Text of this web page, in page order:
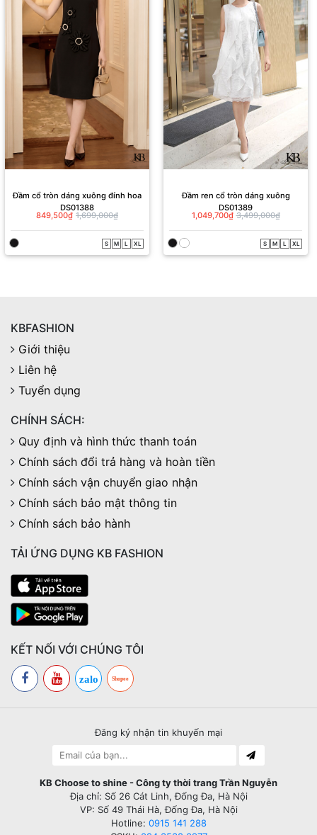
Đầm cổ tròn dáng xuông đính hoa
DS01388
849,500₫ 1,699,000₫
S M L XL
Đầm ren cổ tròn dáng xuông
DS01389
1,049,700₫ 3,499,000₫
S M L XL
KBFASHION
Giới thiệu
Liên hệ
Tuyển dụng
CHÍNH SÁCH:
Quy định và hình thức thanh toán
Chính sách đổi trả hàng và hoàn tiền
Chính sách vận chuyển giao nhận
Chính sách bảo mật thông tin
Chính sách bảo hành
TẢI ỨNG DỤNG KB FASHION
KẾT NỐI VỚI CHÚNG TÔI
zalo Shopee
Đăng ký nhận tin khuyến mại
KB Choose to shine - Công ty thời trang Trần Nguyễn
Địa chỉ: Số 26 Cát Linh, Đống Đa, Hà Nội
VP: Số 49 Thái Hà, Đống Đa, Hà Nội
Hotline: 0915 141 288